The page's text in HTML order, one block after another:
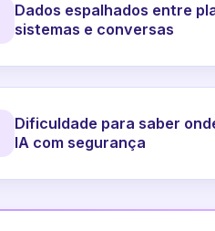
Dados espalhados entre
sistemas e conversas
Dificuldade para saber
IA com segurança